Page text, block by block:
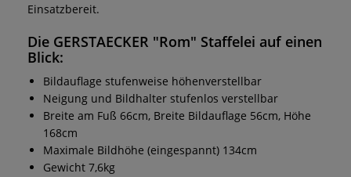
Einsatzbereit.
Die GERSTAECKER "Rom" Staffelei auf einen
Blick:
Bildauflage stufenweise höhenverstellbar
Neigung und Bildhalter stufenlos verstellbar
Breite am Fuß 66cm, Breite Bildauflage 56cm, Höhe
168cm
Maximale Bildhöhe (eingespannt) 134cm
Gewicht 7,6kg